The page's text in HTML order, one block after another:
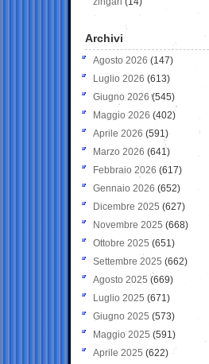
Archivi
Agosto 2026 (147)
Luglio 2026 (613)
Giugno 2026 (545)
Maggio 2026 (402)
Aprile 2026 (591)
Marzo 2026 (641)
Febbraio 2026 (617)
Gennaio 2026 (652)
Dicembre 2025 (627)
Novembre 2025 (668)
Ottobre 2025 (651)
Settembre 2025 (662)
Agosto 2025 (669)
Luglio 2025 (671)
Giugno 2025 (573)
Maggio 2025 (591)
Aprile 2025 (622)